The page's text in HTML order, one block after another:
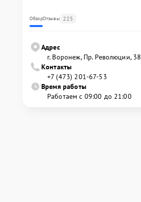
ОбзорОтзывы 225
Адрес
г. Воронеж, Пр. Революции, 38
Контакты
+7 (473) 201-67-53
Время работы
Работаем с 09:00 до 21:00